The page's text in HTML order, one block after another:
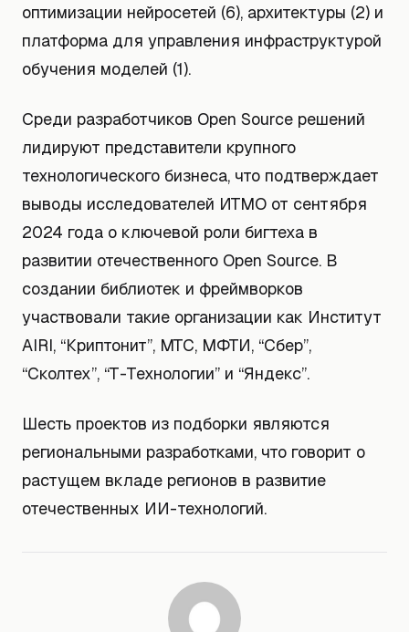
оптимизации нейросетей (6), архитектуры (2) и
платформа для управления инфраструктурой
обучения моделей (1).
Среди разработчиков Open Source решений
лидируют представители крупного
технологического бизнеса, что подтверждает
выводы исследователей ИТМО от сентября
2024 года о ключевой роли бигтеха в
развитии отечественного Open Source. В
создании библиотек и фреймворков
участвовали такие организации как Институт
AIRI, “Криптонит”, МТС, МФТИ, “Сбер”,
“Сколтех”, “Т-Технологии” и “Яндекс”.
Шесть проектов из подборки являются
региональными разработками, что говорит о
растущем вкладе регионов в развитие
отечественных ИИ-технологий.